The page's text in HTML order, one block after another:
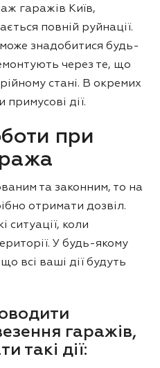
гаражів Київ,
повній руйнації.
знадобитися будь-
через те, що
стані. В окремих
дії.
при
та законним, то на
отримати дозвіл.
ситуації, коли
У будь-якому
всі ваші дії будуть
гаражів,
такі дії: